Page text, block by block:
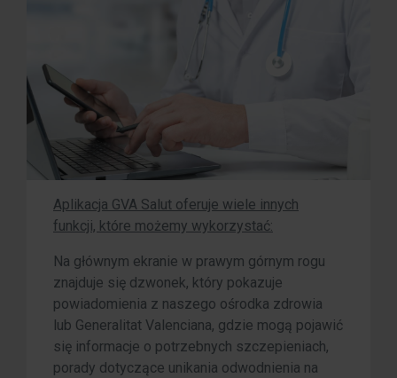
Aplikacja GVA Salut oferuje wiele innych
funkcji, które możemy wykorzystać:
Na głównym ekranie w prawym górnym rogu
znajduje się dzwonek, który pokazuje
powiadomienia z naszego ośrodka zdrowia
lub Generalitat Valenciana, gdzie mogą pojawić
się informacje o potrzebnych szczepieniach,
porady dotyczące unikania odwodnienia na